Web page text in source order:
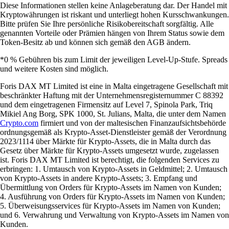
Diese Informationen stellen keine Anlageberatung dar. Der Handel mit
Kryptowährungen ist riskant und unterliegt hohen Kursschwankungen.
Bitte prüfen Sie Ihre persönliche Risikobereitschaft sorgfältig. Alle
genannten Vorteile oder Prämien hängen von Ihrem Status sowie dem
Token-Besitz ab und können sich gemäß den AGB ändern.
*0 % Gebühren bis zum Limit der jeweiligen Level-Up-Stufe. Spreads
und weitere Kosten sind möglich.
Foris DAX MT Limited ist eine in Malta eingetragene Gesellschaft mit
beschränkter Haftung mit der Unternehmensregisternummer C 88392
und dem eingetragenen Firmensitz auf Level 7, Spinola Park, Triq
Mikiel Ang Borg, SPK 1000, St. Julians, Malta, die unter dem Namen
Crypto.com firmiert und von der maltesischen Finanzaufsichtsbehörde
ordnungsgemäß als Krypto-Asset-Dienstleister gemäß der Verordnung
2023/1114 über Märkte für Krypto-Assets, die in Malta durch das
Gesetz über Märkte für Krypto-Assets umgesetzt wurde, zugelassen
ist. Foris DAX MT Limited ist berechtigt, die folgenden Services zu
erbringen: 1. Umtausch von Krypto-Assets in Geldmittel; 2. Umtausch
von Krypto-Assets in andere Krypto-Assets; 3. Empfang und
Übermittlung von Orders für Krypto-Assets im Namen von Kunden;
4. Ausführung von Orders für Krypto-Assets im Namen von Kunden;
5. Überweisungsservices für Krypto-Assets im Namen von Kunden;
und 6. Verwahrung und Verwaltung von Krypto-Assets im Namen von
Kunden.